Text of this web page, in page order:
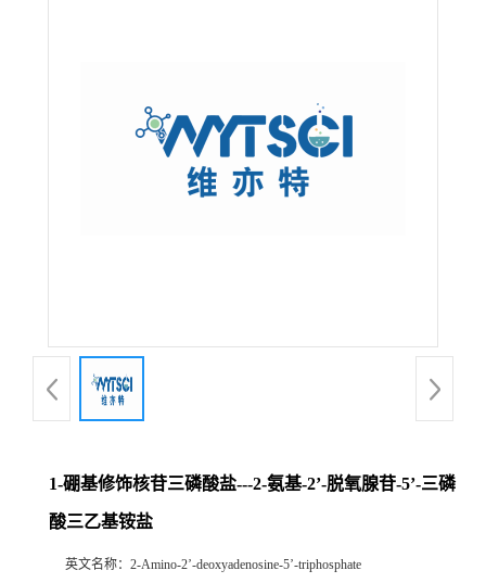
1-硼基修饰核苷三磷酸盐---2-氨基-2’-脱氧腺苷-5’-三磷
酸三乙基铵盐
英文名称： 2-Amino-2’-deoxyadenosine-5’-triphosphate